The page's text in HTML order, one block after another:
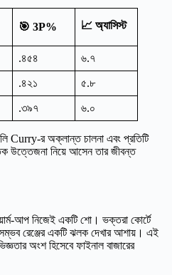
🎯 3P% 📈 অ্যাসিস্ট
.৪৫৪ ৬.৭
.৪২১ ৫.৮
.৩৯৭ ৬.০
Curry-র অক্লান্ত চালনা এবং প্রতিটি
উত্তেজনা নিয়ে আসেন তার জীবন্ত
আপ নিজেই একটি শো। ভক্তরা কোর্টে
রেঞ্জের একটি ঝলক দেখার আশায়। এই
অংশ হিসেবে ফাইনাল বাজারের